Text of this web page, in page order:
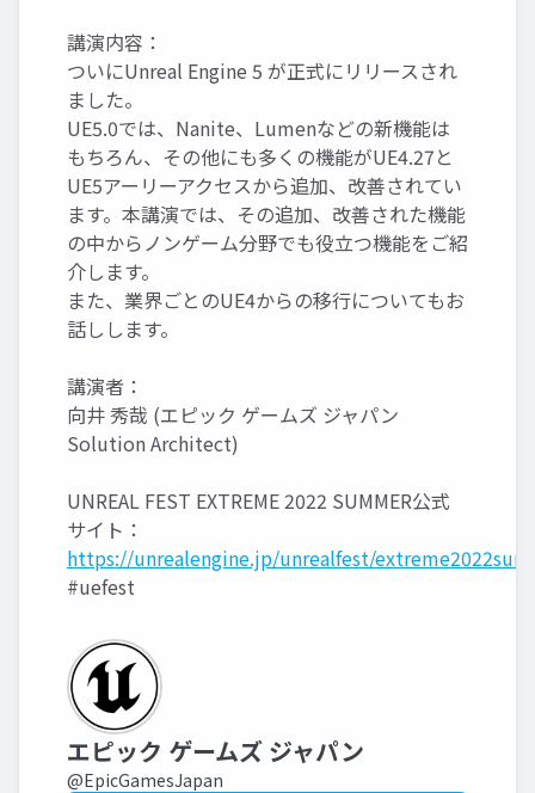
講演内容：
ついにUnreal Engine 5 が正式にリリースされ
ました。
UE5.0では、Nanite、Lumenなどの新機能は
もちろん、その他にも多くの機能がUE4.27と
UE5アーリーアクセスから追加、改善されてい
ます。本講演では、その追加、改善された機能
の中からノンゲーム分野でも役立つ機能をご紹
介します。
また、業界ごとのUE4からの移行についてもお
話しします。
講演者：
向井 秀哉 (エピック ゲームズ ジャパン
Solution Architect)
UNREAL FEST EXTREME 2022 SUMMER公式
サイト：
https://unrealengine.jp/unrealfest/
#uefest
エピック ゲームズ ジャパン
@EpicGamesJapan